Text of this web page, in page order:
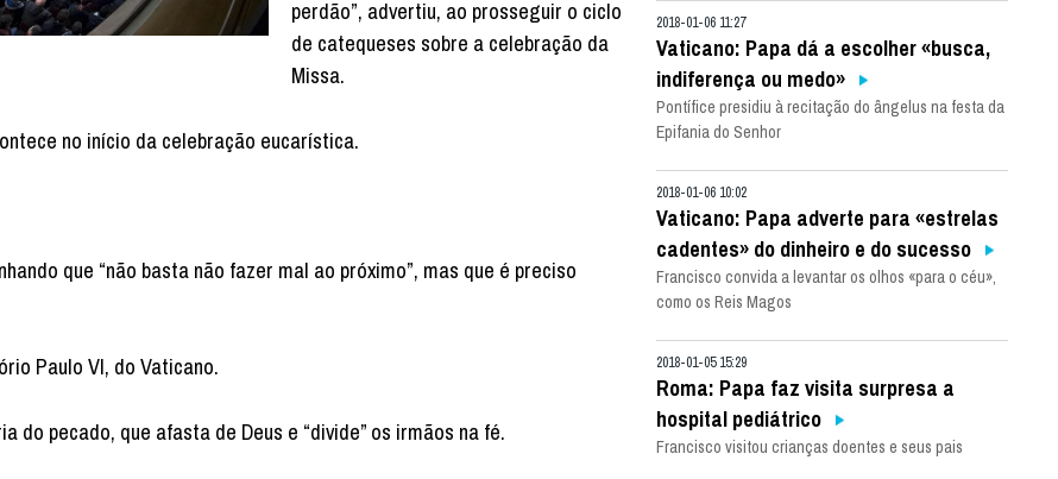
perdão”, advertiu, ao prosseguir o ciclo
de catequeses sobre a celebração da
Missa.
no início da celebração eucarística.
que “não basta não fazer mal ao próximo”, mas que é preciso
Paulo VI, do Vaticano.
pecado, que afasta de Deus e “divide” os irmãos na fé.
2018-01-06 11:27
Vaticano: Papa dá a escolher «busca,
indiferença ou medo»
Pontífice presidiu à recitação do ângelus na festa da
Epifania do Senhor
2018-01-06 10:02
Vaticano: Papa adverte para «estrelas
cadentes» do dinheiro e do sucesso
Francisco convida a levantar os olhos «para o céu»,
como os Reis Magos
2018-01-05 15:29
Roma: Papa faz visita surpresa a
hospital pediátrico
Francisco visitou crianças doentes e seus pais